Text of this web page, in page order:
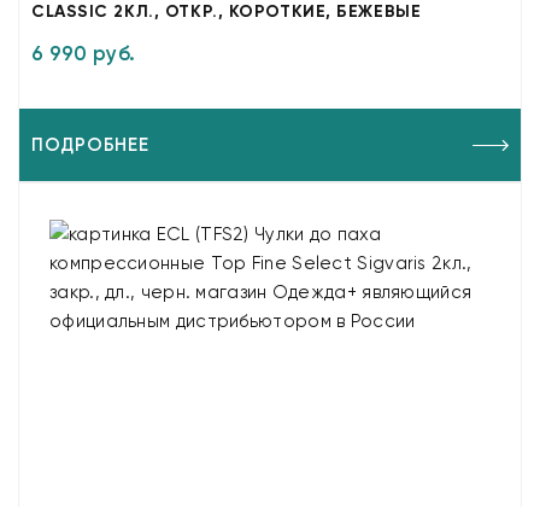
CLASSIC 2КЛ., ОТКР., КОРОТКИЕ, БЕЖЕВЫЕ
6 990 руб.
ПОДРОБНЕЕ